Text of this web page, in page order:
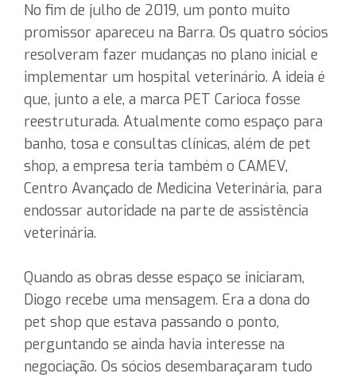
No fim de julho de 2019, um ponto muito
promissor apareceu na Barra. Os quatro sócios
resolveram fazer mudanças no plano inicial e
implementar um hospital veterinário. A ideia é
que, junto a ele, a marca PET Carioca fosse
reestruturada. Atualmente como espaço para
banho, tosa e consultas clínicas, além de pet
shop, a empresa teria também o CAMEV,
Centro Avançado de Medicina Veterinária, para
endossar autoridade na parte de assistência
veterinária.
Quando as obras desse espaço se iniciaram,
Diogo recebe uma mensagem. Era a dona do
pet shop que estava passando o ponto,
perguntando se ainda havia interesse na
negociação. Os sócios desembaraçaram tudo